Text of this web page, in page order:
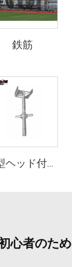
鉄筋
U型ヘッド付きネジジャッキ
心者のた